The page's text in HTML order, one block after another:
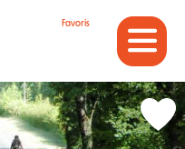
Favoris